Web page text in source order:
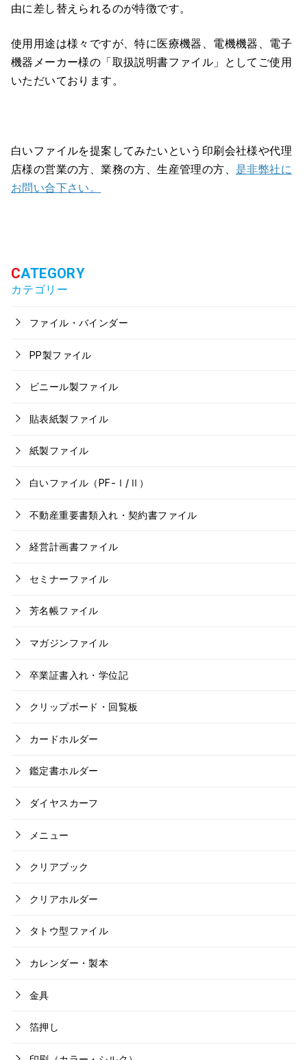
由に差し替えられるのが特徴です。
使用用途は様々ですが、特に医療機器、電機機器、電子
機器メーカー様の「取扱説明書ファイル」としてご使用
いただいております。
白いファイルを提案してみたいという印刷会社様や代理
店様の営業の方、業務の方、生産管理の方、 是非弊社に
お問い合下さい。
カテゴリー
ファイル・バインダー
PP製ファイル
ビニール製ファイル
貼表紙製ファイル
紙製ファイル
白いファイル（PF-Ⅰ/Ⅱ）
不動産重要書類入れ・契約書ファイル
経営計画書ファイル
セミナーファイル
芳名帳ファイル
マガジンファイル
卒業証書入れ・学位記
クリップボード・回覧板
カードホルダー
鑑定書ホルダー
ダイヤスカーフ
メニュー
クリアブック
クリアホルダー
タトウ型ファイル
カレンダー・製本
金具
箔押し